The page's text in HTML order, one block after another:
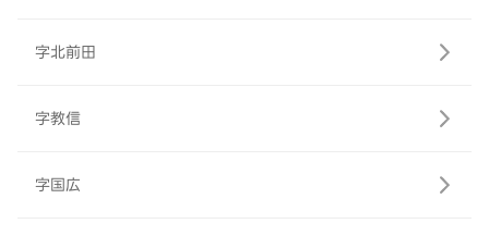
字北前田
字教信
字国広